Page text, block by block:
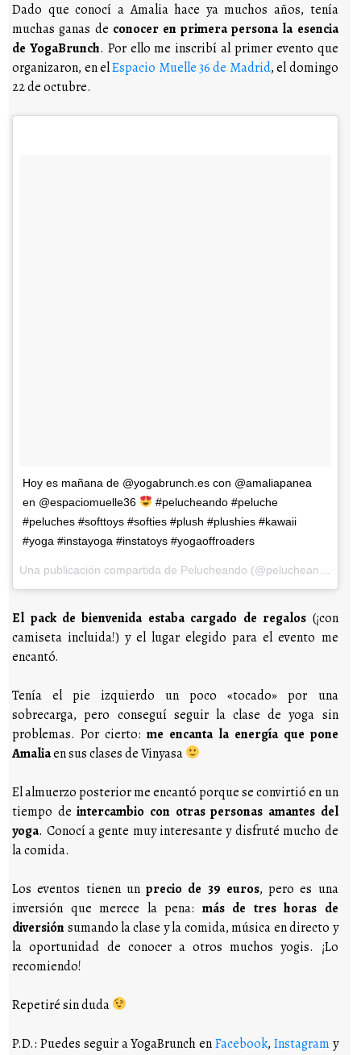
Dado que conocí a Amalia hace ya muchos años, tenía
muchas ganas de conocer en primera persona la esencia
de YogaBrunch. Por ello me inscribí al primer evento que
organizaron, en elEspacio Muelle 36 de Madrid, el domingo
22 de octubre.
Hoy es mañana de @yogabrunch.es con @amaliapanea
en @espaciomuelle36
#pelucheando #peluche
#peluches #softtoys #softies #plush #plushies #kawaii
#yoga #instayoga #instatoys #yogaoffroaders
El pack de bienvenida estaba cargado de regalos (¡con
camiseta incluida!) y el lugar elegido para el evento me
encantó.
Tenía el pie izquierdo un poco «tocado» por una
sobrecarga, pero conseguí seguir la clase de yoga sin
problemas. Por cierto: me encanta la energía que pone
Amaliaen sus clases de Vinyasa
El almuerzo posterior me encantó porque se convirtió en un
tiempo deintercambio con otras personas amantes del
yoga. Conocí a gente muy interesante y disfruté mucho de
la comida.
Los eventos tienen unprecio de 39 euros, pero es una
inversión que merece la pena: más de tres horas de
diversiónsumando la clase y la comida, música en directo y
la oportunidad de conocer a otros muchos yogis. ¡Lo
recomiendo!
Repetiré sin duda
P.D.: Puedes seguir a YogaBrunch enFacebook, Instagram y